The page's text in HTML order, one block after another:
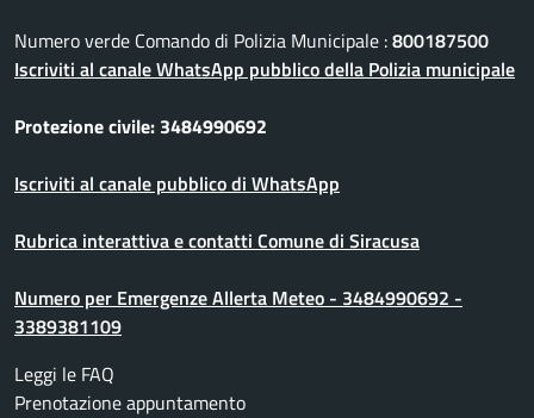
Numero verde Comando di Polizia Municipale :800187500
Iscriviti al canale WhatsApp pubblico della Polizia municipale
Protezione civile: 3484990692
Iscriviti al canale pubblico di WhatsApp
Rubrica interattiva e contatti Comune di Siracusa
Numero per Emergenze Allerta Meteo - 3484990692 -
3389381109
Leggi le FAQ
Prenotazione appuntamento